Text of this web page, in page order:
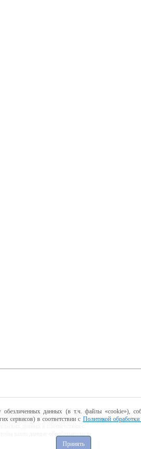
данных в соответствии с
обезличенных данных (в т.ч. файлы «cookie»),
сервисов) в соответствии с Политикой
Принять